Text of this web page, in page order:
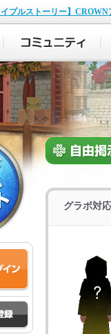
イプルストーリー】CROWN
グラボ対